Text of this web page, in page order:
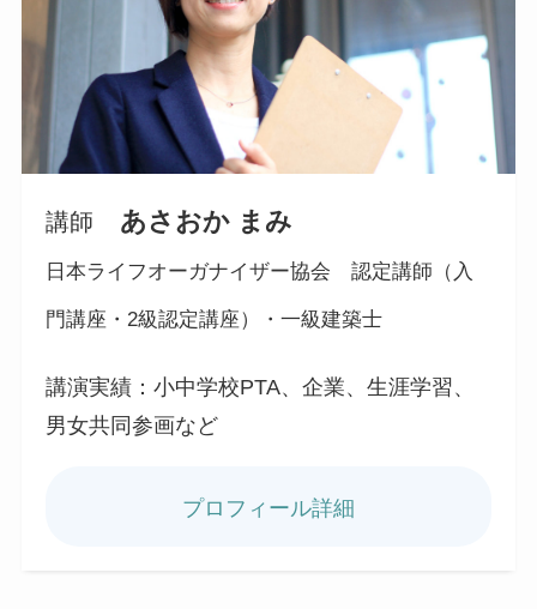
講師 あさおか まみ
日本ライフオーガナイザー協会 認定講師（入
門講座・2級認定講座）・一級建築士
講演実績：小中学校PTA、企業、生涯学習、
男女共同参画など
プロフィール詳細